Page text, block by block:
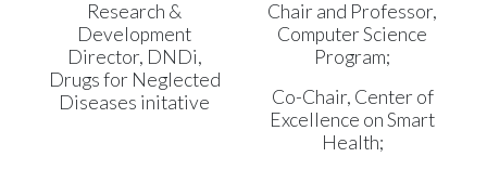
Research &
Development
Director, DNDi,
Drugs for Neglected
Diseases initative
Chair and Professor,
Computer Science
Program;
Co-Chair, Center of
Excellence on Smart
Health;